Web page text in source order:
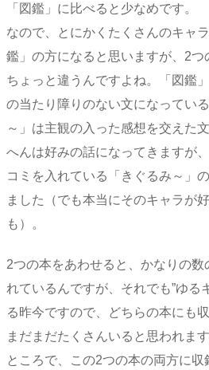
「図鑑」に比べると少なめです。
なので、とにかくたくさんのキャ
鑑」の方になると思いますが、2
ちょっと違うんですよね。「図鑑
の当たり障りのない文になってい
～」は主観の入った感想を交えた
へんは好みの話になってきますが
コミを入れている「きぐるみ～」
ました（でも本当にそのキャラが
も）。
2つの本をあわせると、かなりの数
れているんですが、それでも”ゆる
る昨今ですので、どちらの本にも
まだまだたくさんいると思われます
ところで、この2つの本の両方に